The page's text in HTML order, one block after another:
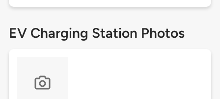
EV Charging Station Photos